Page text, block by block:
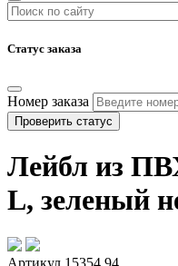
Статус заказа
Номер заказа
Проверить статус
Лейбл из
L, зеленый
Артикул 15354.94